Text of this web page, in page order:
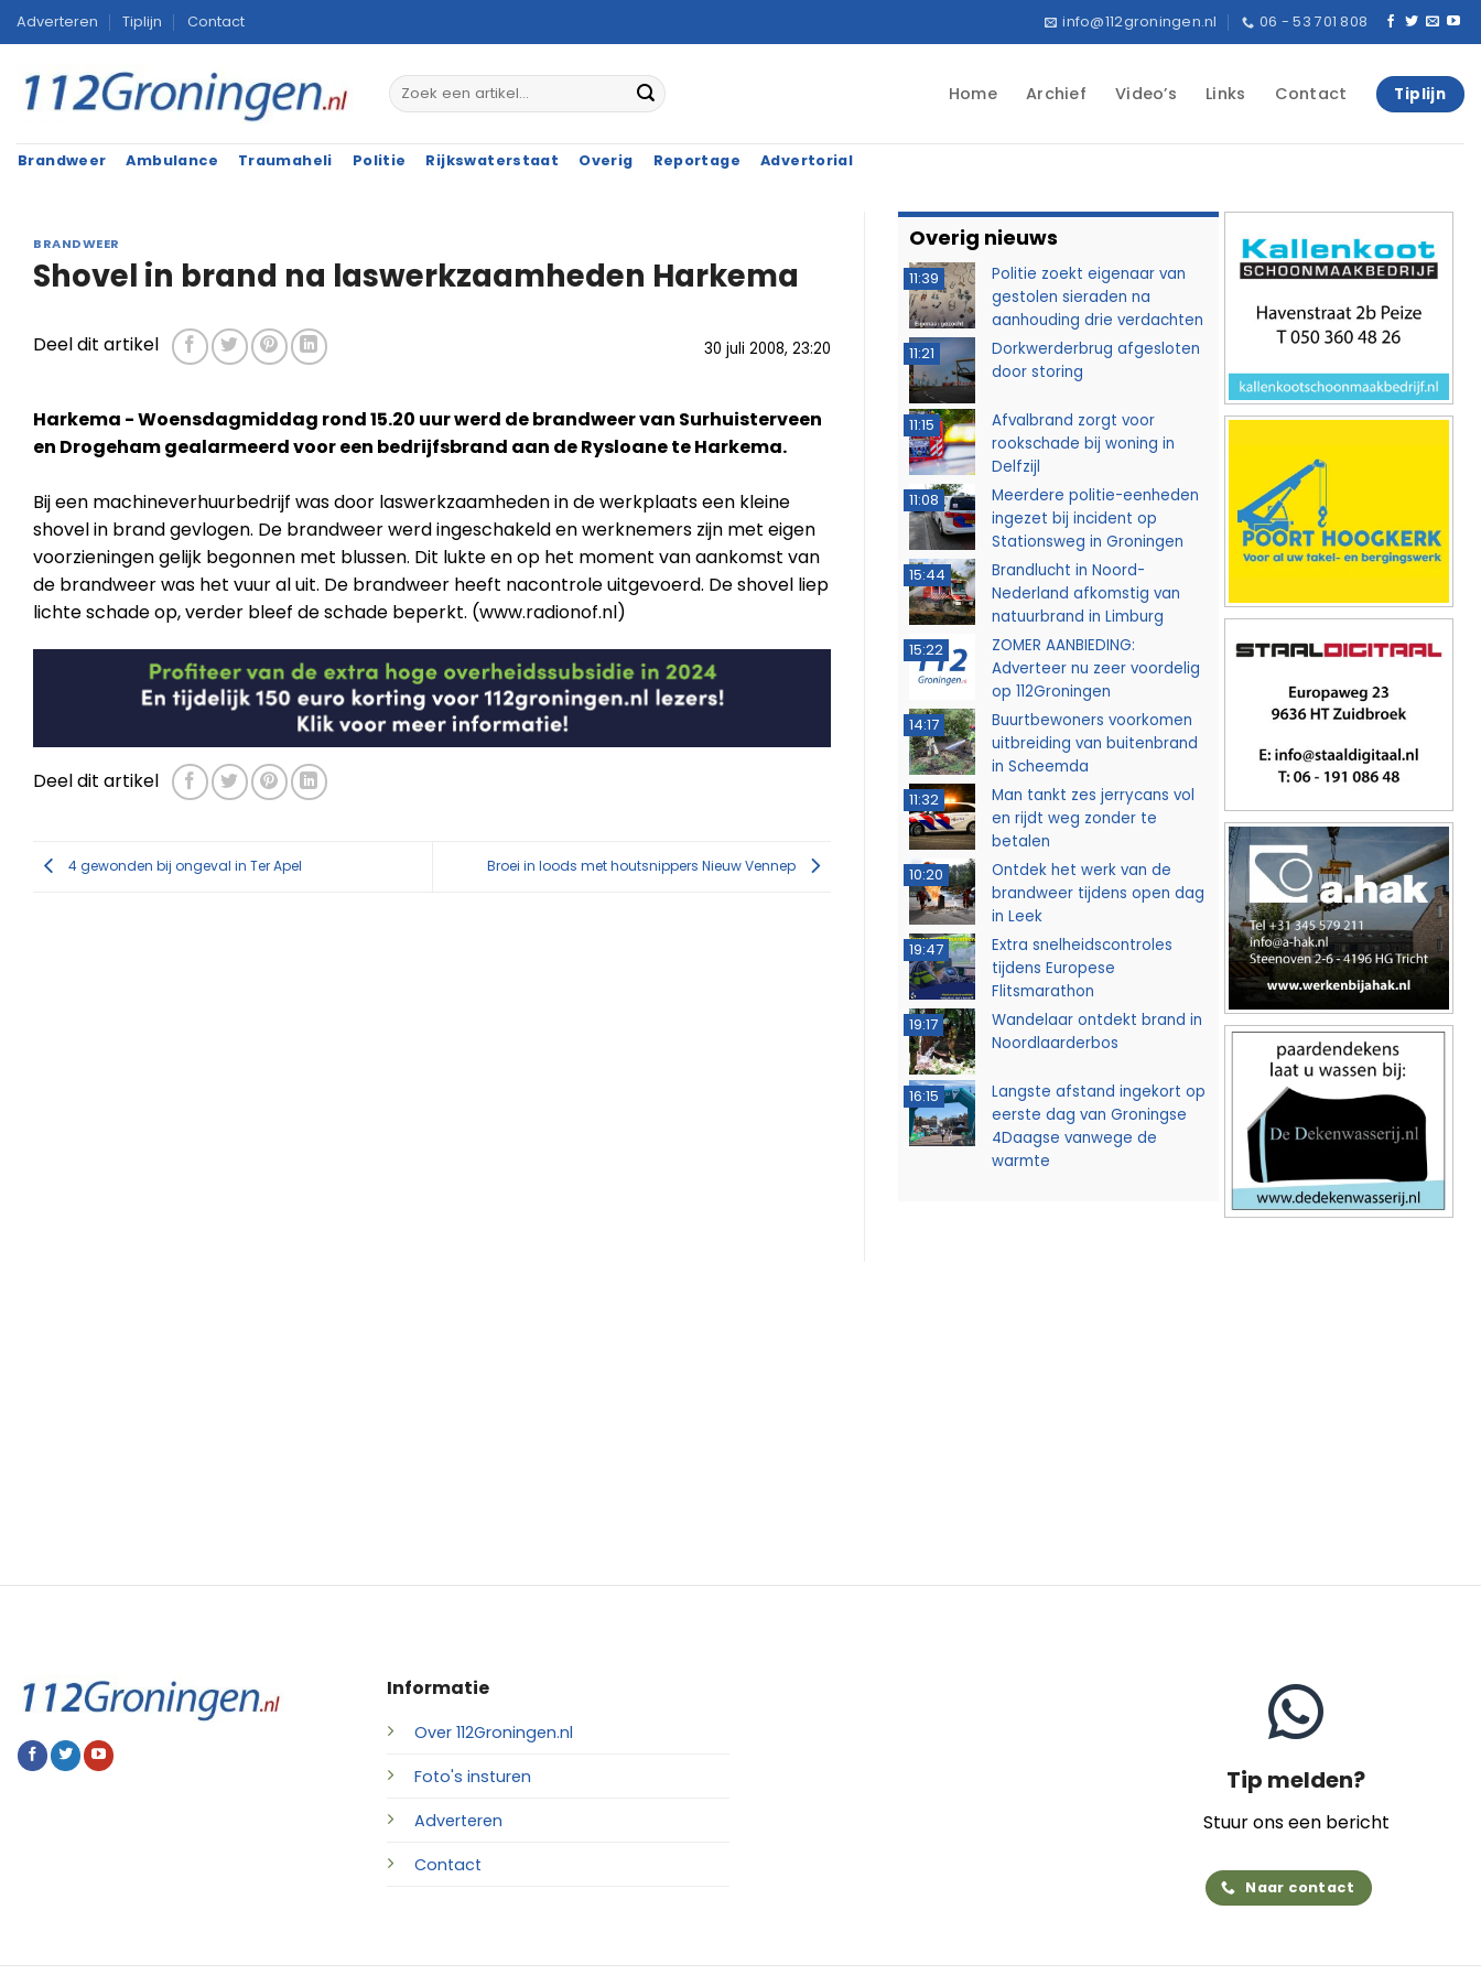
Ga
naar
inhoud
Adverteren Tiplijn Contact info@112groningen.nl 06 - 53 701 808
Home Archief Video’s Links Contact Tiplijn
Brandweer Ambulance Traumaheli Politie Rijkswaterstaat Overig Reportage Advertorial
BRANDWEER
Shovel in brand na laswerkzaamheden Harkema
30 juli 2008, 23:20
Deel dit artikel
Harkema - Woensdagmiddag rond 15.20 uur werd de brandweer van Surhuisterveen
en Drogeham gealarmeerd voor een bedrijfsbrand aan de Rysloane te Harkema.
Bij een machineverhuurbedrijf was door laswerkzaamheden in de werkplaats een kleine
shovel in brand gevlogen. De brandweer werd ingeschakeld en werknemers zijn met eigen
voorzieningen gelijk begonnen met blussen. Dit lukte en op het moment van aankomst van
de brandweer was het vuur al uit. De brandweer heeft nacontrole uitgevoerd. De shovel liep
lichte schade op, verder bleef de schade beperkt. (www.radionof.nl)
Deel dit artikel
4 gewonden bij ongeval in Ter Apel Broei in loods met houtsnippers Nieuw Vennep
Overig nieuws
11:39
Politie zoekt eigenaar van
gestolen sieraden na
aanhouding drie verdachten
11:21
Dorkwerderbrug afgesloten
door storing
11:15
Afvalbrand zorgt voor
rookschade bij woning in
Delfzijl
11:08
Meerdere politie-eenheden
ingezet bij incident op
Stationsweg in Groningen
15:44
Brandlucht in Noord-
Nederland afkomstig van
natuurbrand in Limburg
15:22
ZOMER AANBIEDING:
Adverteer nu zeer voordelig
op 112Groningen
14:17
Buurtbewoners voorkomen
uitbreiding van buitenbrand
in Scheemda
11:32
Man tankt zes jerrycans vol
en rijdt weg zonder te
betalen
10:20
Ontdek het werk van de
brandweer tijdens open dag
in Leek
19:47
Extra snelheidscontroles
tijdens Europese
Flitsmarathon
19:17
Wandelaar ontdekt brand in
Noordlaarderbos
16:15
Langste afstand ingekort op
eerste dag van Groningse
4Daagse vanwege de
warmte
Informatie
Over 112Groningen.nl
Foto's insturen
Adverteren
Contact
Tip melden?
Stuur ons een bericht
Naar contact